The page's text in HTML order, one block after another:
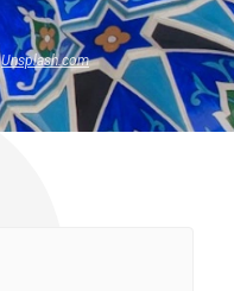
Unsplash.com